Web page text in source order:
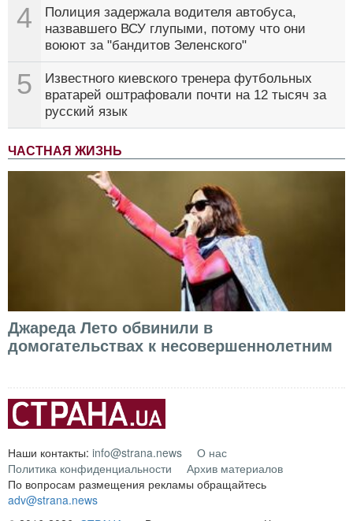
4
Полиция задержала водителя автобуса,
назвавшего ВСУ глупыми, потому что они
воюют за "бандитов Зеленского"
5
Известного киевского тренера футбольных
вратарей оштрафовали почти на 12 тысяч за
русский язык
ЧАСТНАЯ ЖИЗНЬ
Джареда Лето обвинили в
домогательствах к несовершеннолетним
Наши контакты: info@strana.news
О нас
Политика конфиденциальности
Архив материалов
По вопросам размещения рекламы обращайтесь
adv@strana.news